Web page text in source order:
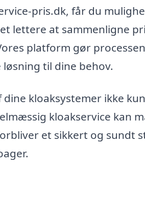
pris.dk, får du
lettere at sammenligne
platform gør
til dine behov.
kloaksystemer ikke
kloakservice kan
et sikkert og sundt